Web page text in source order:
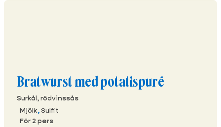
Bratwurst med potatispuré
Surkål, rödvinssås
Mjölk,Sulfit
För 2 pers